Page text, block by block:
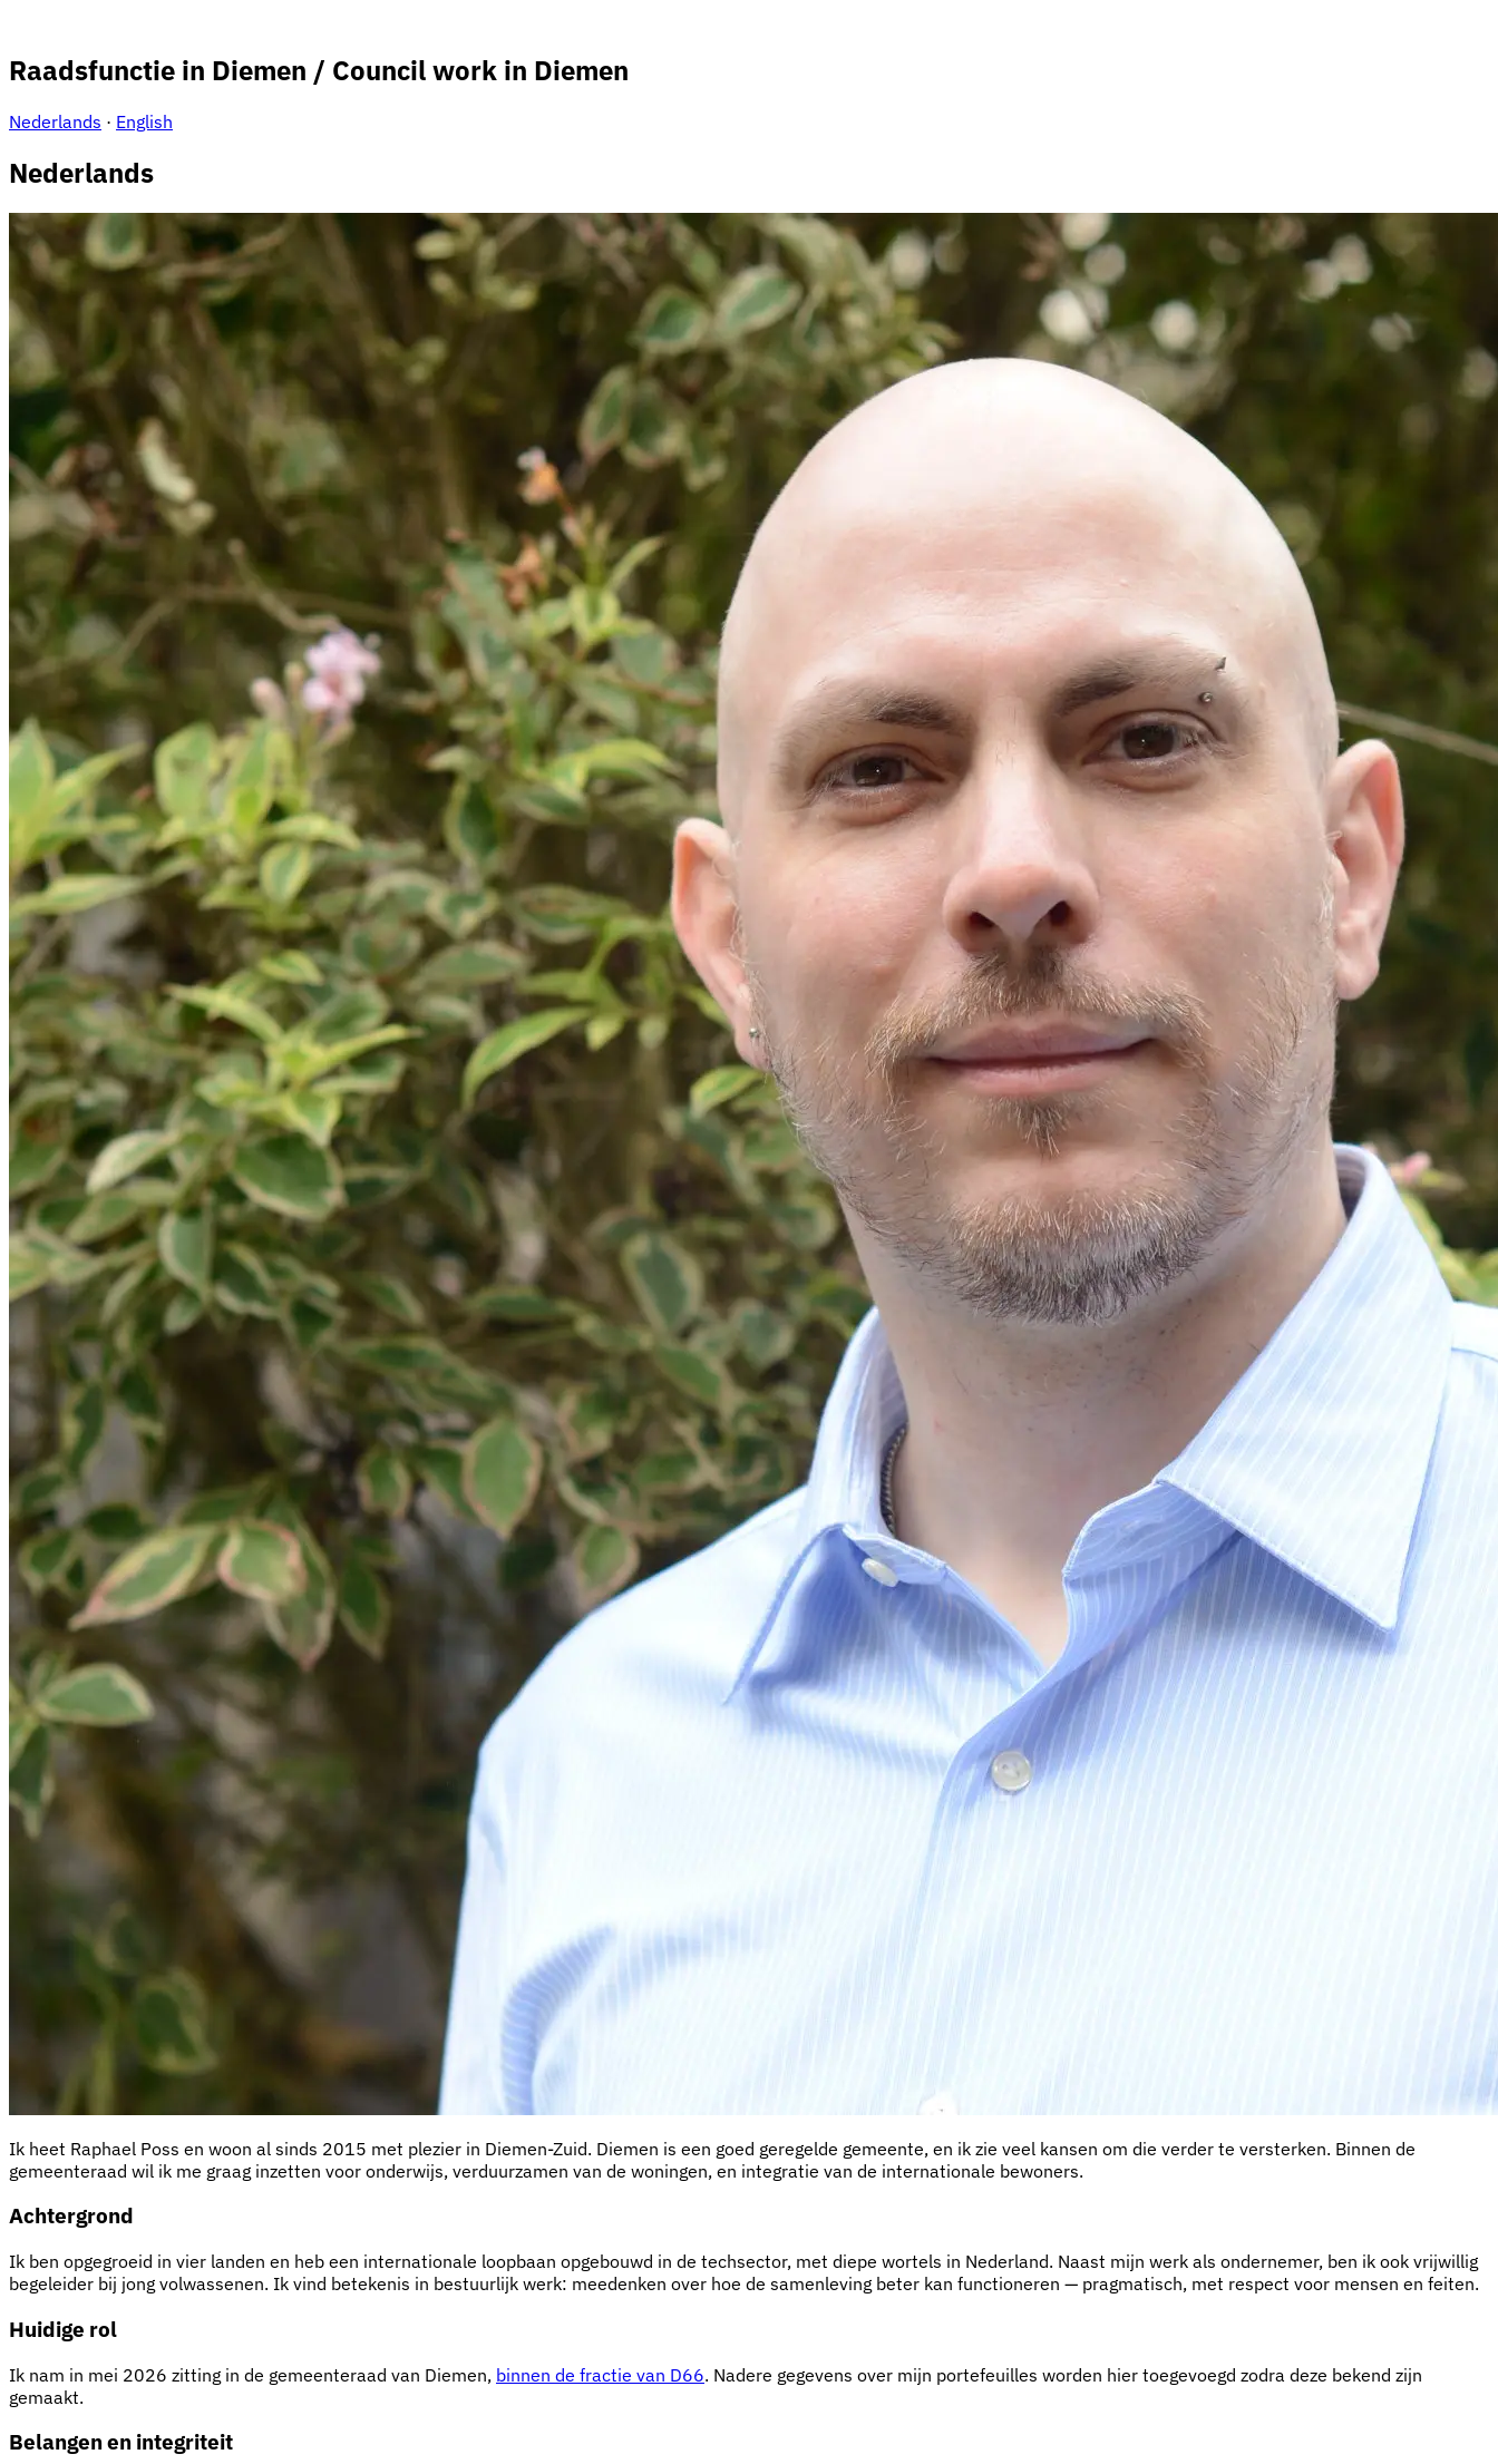
Raadsfunctie in Diemen / Council work in Diemen
Nederlands · English
Nederlands
Ik heet Raphael Poss en woon al sinds 2015 met plezier in Diemen-Zuid. Diemen is een goed geregelde gemeente, en ik zie veel kansen om die verder te versterken. Binnen de
gemeenteraad wil ik me graag inzetten voor onderwijs, verduurzamen van de woningen, en integratie van de internationale bewoners.
Achtergrond
Ik ben opgegroeid in vier landen en heb een internationale loopbaan opgebouwd in de techsector, met diepe wortels in Nederland. Naast mijn werk als ondernemer, ben ik ook vrijwillig
begeleider bij jong volwassenen. Ik vind betekenis in bestuurlijk werk: meedenken over hoe de samenleving beter kan functioneren — pragmatisch, met respect voor mensen en feiten.
Huidige rol
Ik nam in mei 2026 zitting in de gemeenteraad van Diemen, binnen de fractie van D66. Nadere gegevens over mijn portefeuilles worden hier toegevoegd zodra deze bekend zijn
gemaakt.
Belangen en integriteit